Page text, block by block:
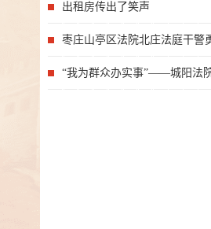
出租房传出了笑声
枣庄山亭区法院北庄法庭干警
“我为群众办实事”——城阳法